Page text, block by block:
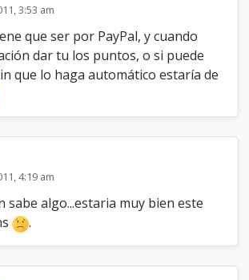
3:53 am
que ser por PayPal, y cuando
dar tu los puntos, o si puede
que lo haga automático estaría de
4:19 am
sabe algo...estaria muy bien este
.